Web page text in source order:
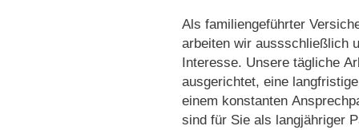
Als familiengeführter
arbeiten wir aussschließlich
Interesse. Unsere tägliche
ausgerichtet, eine
einem konstanten
sind für Sie als langjähriger